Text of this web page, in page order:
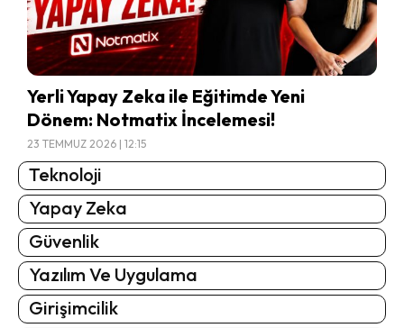
Yerli Yapay Zeka ile Eğitimde Yeni
Dönem: Notmatix İncelemesi!
23 TEMMUZ 2026 | 12:15
Teknoloji
Yapay Zeka
Güvenlik
Yazılım Ve Uygulama
Girişimcilik